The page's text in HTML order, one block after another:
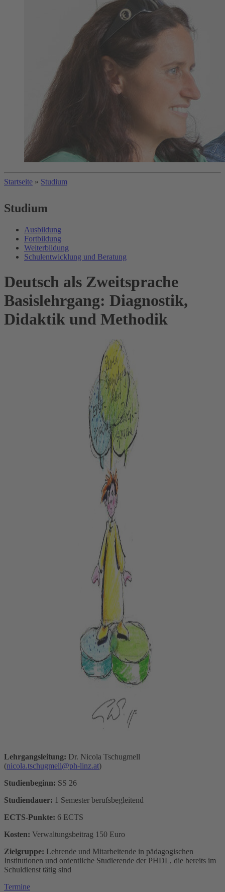
Startseite » Studium
Studium
Ausbildung
Fortbildung
Weiterbildung
Schulentwicklung und Beratung
Deutsch als Zweitsprache
Basislehrgang: Diagnostik,
Didaktik und Methodik
Lehrgangsleitung: Dr. Nicola Tschugmell
(nicola.tschugmell@ph-linz.at)
Studienbeginn: SS 26
Studiendauer: 1 Semester berufsbegleitend
ECTS-Punkte: 6 ECTS
Kosten: Verwaltungsbeitrag 150 Euro
Zielgruppe: Lehrende und Mitarbeitende in pädagogischen
Institutionen und ordentliche Studierende der PHDL, die bereits im
Schuldienst tätig sind
Termine